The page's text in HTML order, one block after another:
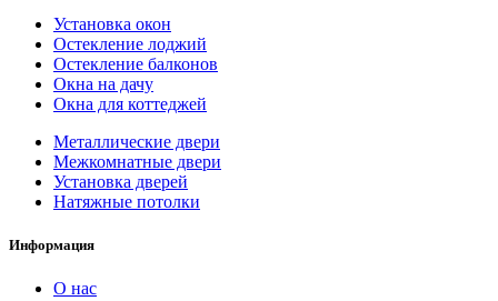
Установка окон
Остекление лоджий
Остекление балконов
Окна на дачу
Окна для коттеджей
Металлические двери
Межкомнатные двери
Установка дверей
Натяжные потолки
Информация
О нас